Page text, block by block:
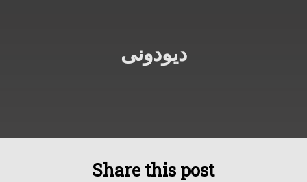
دیودونی
Share this post